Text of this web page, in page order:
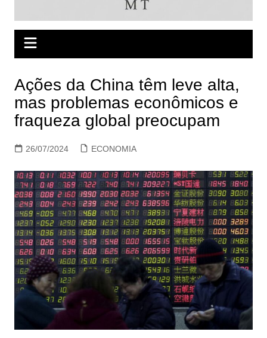
Ações da China têm leve alta,
mas problemas econômicos e
fraqueza global preocupam
26/07/2024 ECONOMIA